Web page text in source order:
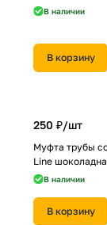
В наличии
В корзину
250 ₽/шт
Муфта трубы
Line
В наличии
В корзину